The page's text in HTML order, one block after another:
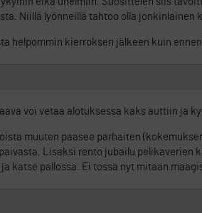
Niillä lyönneillä tahtoo olla jonkinlainen
helpommin kierroksen jälkeen kuin
voi vetaa alotuksessa kaks auttiin ja
muuten paasee parhaiten
Lisaksi rento jubailu
katse pallossa. Ei tossa nyt mitaan